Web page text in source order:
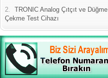
2.
TRONIC Analog Çıtçıt ve Düğme
Çekme Test Cihazı